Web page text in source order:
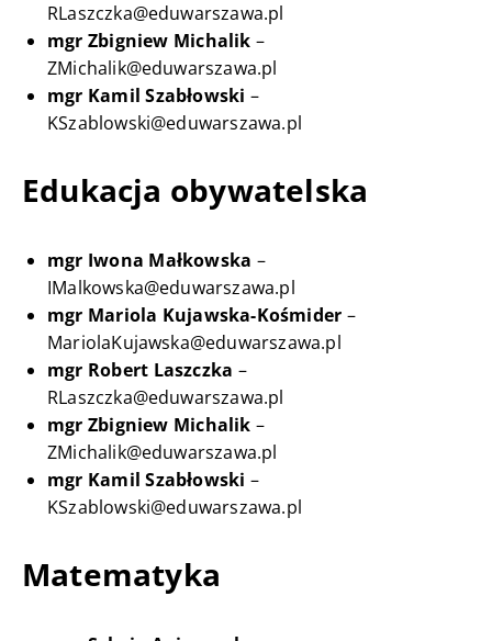
RLaszczka@eduwarszawa.pl
mgr Zbigniew Michalik –
ZMichalik@eduwarszawa.pl
mgr Kamil Szabłowski –
KSzablowski@eduwarszawa.pl
Edukacja obywatelska
mgr Iwona Małkowska –
IMalkowska@eduwarszawa.pl
mgr Mariola Kujawska-Kośmider –
MariolaKujawska@eduwarszawa.pl
mgr Robert Laszczka –
RLaszczka@eduwarszawa.pl
mgr Zbigniew Michalik –
ZMichalik@eduwarszawa.pl
mgr Kamil Szabłowski –
KSzablowski@eduwarszawa.pl
Matematyka